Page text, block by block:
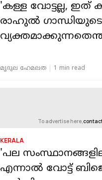
'കള്ള വോട്ടല്ല,
രാഹുൽ ഗാന്ധിയുടെ
മൃദുല ഹേമലത 1 min read
To advertise here,
KERALA
'പല
എന്നാല്‍ വോട്ട്